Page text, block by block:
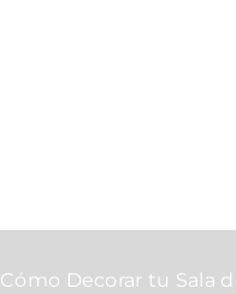
Cómo Decorar tu Sala